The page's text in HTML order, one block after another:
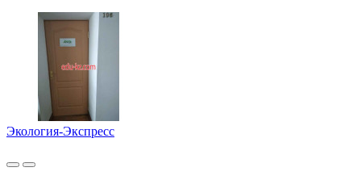
Экология-Экспресс